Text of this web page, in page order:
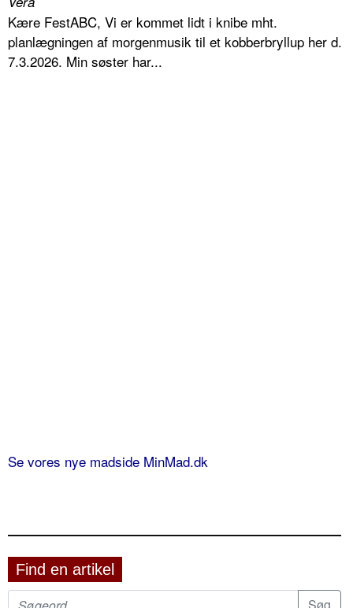
Kære FestABC, Vi er kommet lidt i knibe mht.
planlægningen af morgenmusik til et kobberbryllup her d.
7.3.2026. Min søster har...
Se vores nye madside MinMad.dk
Find en artikel